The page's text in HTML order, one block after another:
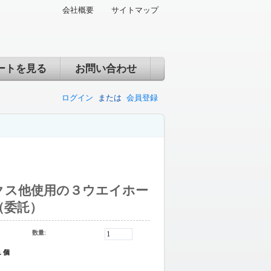
会社概要 サイトマップ
トを見る お問い合わせ
ログイン または 会員登録
他使用の３ウエイホー
託）
個
数量: